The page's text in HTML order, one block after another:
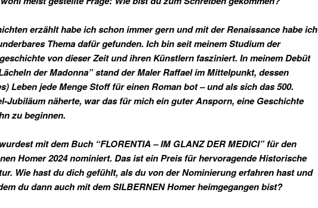
erzählt habe ich schon immer gern und mit der Renaissance habe ich
Thema dafür gefunden. Ich bin seit meinem Studium der
von dieser Zeit und ihren Künstlern fasziniert. In meinem Debüt
der Madonna” stand der Maler Raffael im Mittelpunkt, dessen
Leben jede Menge Stoff für einen Roman bot – und als sich das 500.
Jubiläum näherte, war das für mich ein guter Ansporn, eine Geschichte
zu beginnen.
mit dem Buch “FLORENTIA – IM GLANZ DER MEDICI” für den
Homer 2024 nominiert. Das ist ein Preis für hervoragende Historische
Wie hast du dich gefühlt, als du von der Nominierung erfahren hast und
du dann auch mit dem SILBERNEN Homer heimgegangen bist?